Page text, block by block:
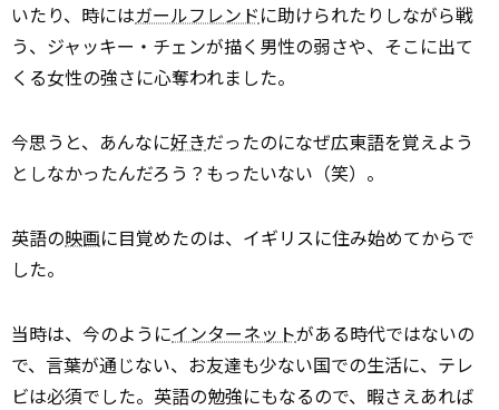
いたり、時にはガールフレンドに助けられたりしながら戦
う、ジャッキー・チェンが描く男性の弱さや、そこに出て
くる女性の強さに心奪われました。
今思うと、あんなに好きだったのになぜ広東語を覚えよう
としなかったんだろう？もったいない（笑）。
英語の映画に目覚めたのは、イギリスに住み始めてからで
した。
当時は、今のようにインターネットがある時代ではないの
で、言葉が通じない、お友達も少ない国での生活に、テレ
ビは必須でした。英語の勉強にもなるので、暇さえあれば